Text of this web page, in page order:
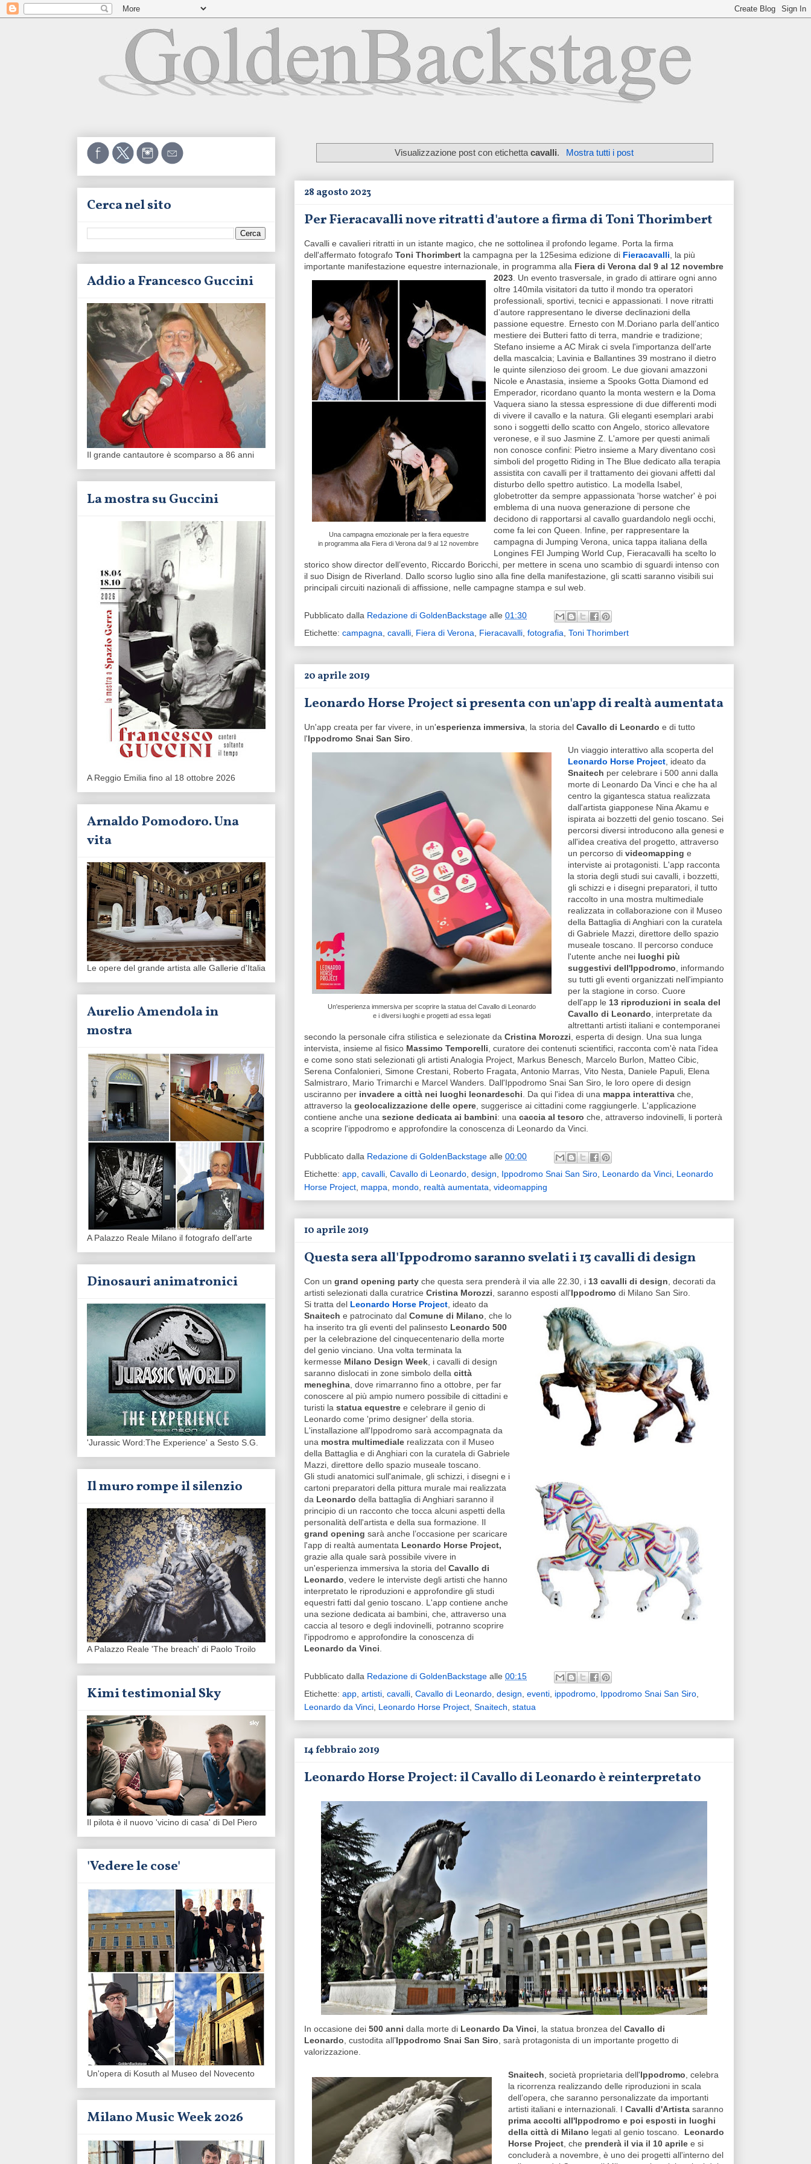
Visualizzazione post con etichettacavalli. Mostra tutti i post
28 agosto 2023
Per Fieracavalli nove ritratti d'autore a firma di Toni Thorimbert
Cavalli e cavalieri ritratti in un istante magico, che ne sottolinea il profondo legame. Porta la firma
dell'affermato fotografo Toni Thorimbert la campagna per la 125esima edizione di Fieracavalli, la più
importante manifestazione equestre internazionale, in programma alla Fiera di Verona dal 9 al 12 novembre
2023.
Una campagna emozionale per la fiera equestre
in programma alla Fiera di Verona dal 9 al 12 novembre
Un evento trasversale, in grado di attirare ogni anno
oltre 140mila visitatori da tutto il mondo tra operatori
professionali, sportivi, tecnici e appassionati. I nove ritratti
d’autore rappresentano le diverse declinazioni della
passione equestre. Ernesto con M.Doriano parla dell’antico
mestiere dei Butteri fatto di terra, mandrie e tradizione;
Stefano insieme a AC Mirak ci svela l'importanza dell'arte
della mascalcia; Lavinia e Ballantines 39 mostrano il dietro
le quinte silenzioso dei groom. Le due giovani amazzoni
Nicole e Anastasia, insieme a Spooks Gotta Diamond ed
Emperador, ricordano quanto la monta western e la Doma
Vaquera siano la stessa espressione di due differenti modi
di vivere il cavallo e la natura. Gli eleganti esemplari arabi
sono i soggetti dello scatto con Angelo, storico allevatore
veronese, e il suo Jasmine Z. L'amore per questi animali
non conosce confini: Pietro insieme a Mary diventano così
simboli del progetto Riding in The Blue dedicato alla terapia
assistita con cavalli per il trattamento dei giovani affetti dal
disturbo dello spettro autistico. La modella Isabel,
globetrotter da sempre appassionata 'horse watcher' è poi
emblema di una nuova generazione di persone che
decidono di rapportarsi al cavallo guardandolo negli occhi,
come fa lei con Queen. Infine, per rappresentare la
campagna di Jumping Verona, unica tappa italiana della
Longines FEI Jumping World Cup, Fieracavalli ha scelto lo
storico show director dell’evento, Riccardo Boricchi, per mettere in scena uno scambio di sguardi intenso con
il suo Disign de Riverland. Dallo scorso luglio sino alla fine della manifestazione, gli scatti saranno visibili sui
principali circuiti nazionali di affissione, nelle campagne stampa e sul web.
Pubblicato dalla Redazione di GoldenBackstage alle 01:30
Etichette: campagna, cavalli, Fiera di Verona, Fieracavalli, fotografia, Toni Thorimbert
20 aprile 2019
Leonardo Horse Project si presenta con un'app di realtà aumentata
Un'app creata per far vivere, in un'esperienza immersiva, la storia del Cavallo di Leonardo e di tutto
l'Ippodromo Snai San Siro.
Un'esperienza immersiva per scoprire la statua del Cavallo di Leonardo
e i diversi luoghi e progetti ad essa legati
Un viaggio interattivo alla scoperta del
Leonardo Horse Project, ideato da
Snaitech per celebrare i 500 anni dalla
morte di Leonardo Da Vinci e che ha al
centro la gigantesca statua realizzata
dall'artista giapponese Nina Akamu e
ispirata ai bozzetti del genio toscano. Sei
percorsi diversi introducono alla genesi e
all'idea creativa del progetto, attraverso
un percorso di videomapping e
interviste ai protagonisti. L'app racconta
la storia degli studi sui cavalli, i bozzetti,
gli schizzi e i disegni preparatori, il tutto
raccolto in una mostra multimediale
realizzata in collaborazione con il Museo
della Battaglia di Anghiari con la curatela
di Gabriele Mazzi, direttore dello spazio
museale toscano. Il percorso conduce
l'utente anche nei luoghi più
suggestivi dell'Ippodromo, informando
su tutti gli eventi organizzati nell'impianto
per la stagione in corso. Cuore
dell'app le 13 riproduzioni in scala del
Cavallo di Leonardo, interpretate da
altrettanti artisti italiani e contemporanei
secondo la personale cifra stilistica e selezionate da Cristina Morozzi, esperta di design. Una sua lunga
intervista, insieme al fisico Massimo Temporelli, curatore dei contenuti scientifici, racconta com'è nata l'idea
e come sono stati selezionati gli artisti Analogia Project, Markus Benesch, Marcelo Burlon, Matteo Cibic,
Serena Confalonieri, Simone Crestani, Roberto Fragata, Antonio Marras, Vito Nesta, Daniele Papuli, Elena
Salmistraro, Mario Trimarchi e Marcel Wanders. Dall'Ippodromo Snai San Siro, le loro opere di design
usciranno per invadere a città nei luoghi leonardeschi. Da qui l'idea di una mappa interattiva che,
attraverso la geolocalizzazione delle opere, suggerisce ai cittadini come raggiungerle. L'applicazione
contiene anche una sezione dedicata ai bambini: una caccia al tesoro che, attraverso indovinelli, li porterà
a scoprire l'ippodromo e approfondire la conoscenza di Leonardo da Vinci.
Pubblicato dalla Redazione di GoldenBackstage alle 00:00
Etichette: app, cavalli, Cavallo di Leonardo, design, Ippodromo Snai San Siro, Leonardo da Vinci, Leonardo
Horse Project, mappa, mondo, realtà aumentata, videomapping
10 aprile 2019
Questa sera all'Ippodromo saranno svelati i 13 cavalli di design
Con un grand opening party che questa sera prenderà il via alle 22.30, i 13 cavalli di design, decorati da
artisti selezionati dalla curatrice Cristina Morozzi, saranno esposti all'Ippodromo di Milano San Siro.
Si tratta del Leonardo Horse Project, ideato da
Snaitech e patrocinato dal Comune di Milano, che lo
ha inserito tra gli eventi del palinsesto Leonardo 500
per la celebrazione del cinquecentenario della morte
del genio vinciano. Una volta terminata la
kermesse Milano Design Week, i cavalli di design
saranno dislocati in zone simbolo della città
meneghina, dove rimarranno fino a ottobre, per far
conoscere al più ampio numero possibile di cittadini e
turisti la statua equestre e celebrare il genio di
Leonardo come 'primo designer' della storia.
L'installazione all'Ippodromo sarà accompagnata da
una mostra multimediale realizzata con il Museo
della Battaglia e di Anghiari con la curatela di Gabriele
Mazzi, direttore dello spazio museale toscano.
Gli studi anatomici sull'animale, gli schizzi, i disegni e i
cartoni preparatori della pittura murale mai realizzata
da Leonardo della battaglia di Anghiari saranno il
principio di un racconto che tocca alcuni aspetti della
personalità dell'artista e della sua formazione. Il
grand opening sarà anche l’occasione per scaricare
l'app di realtà aumentata Leonardo Horse Project,
grazie alla quale sarà possibile vivere in
un'esperienza immersiva la storia del Cavallo di
Leonardo, vedere le interviste degli artisti che hanno
interpretato le riproduzioni e approfondire gli studi
equestri fatti dal genio toscano. L'app contiene anche
una sezione dedicata ai bambini, che, attraverso una
caccia al tesoro e degli indovinelli, potranno scoprire
l'ippodromo e approfondire la conoscenza di
Leonardo da Vinci.
Pubblicato dalla Redazione di GoldenBackstage alle 00:15
Etichette: app, artisti, cavalli, Cavallo di Leonardo, design, eventi, ippodromo, Ippodromo Snai San Siro,
Leonardo da Vinci, Leonardo Horse Project, Snaitech, statua
14 febbraio 2019
Leonardo Horse Project: il Cavallo di Leonardo è reinterpretato
In occasione dei 500 anni dalla morte di Leonardo Da Vinci, la statua bronzea del Cavallo di
Leonardo, custodita all’Ippodromo Snai San Siro, sarà protagonista di un importante progetto di
valorizzazione.
Snaitech, società proprietaria dell'Ippodromo, celebra
la ricorrenza realizzando delle riproduzioni in scala
dell’opera, che saranno personalizzate da importanti
artisti italiani e internazionali. I Cavalli d'Artista saranno
prima accolti all'Ippodromo e poi esposti in luoghi
della città di Milano legati al genio toscano. Leonardo
Horse Project, che prenderà il via il 10 aprile e si
concluderà a novembre, è uno dei progetti all'interno del
Cerca nel sito
Addio a Francesco Guccini
Il grande cantautore è scomparso a 86 anni
La mostra su Guccini
A Reggio Emilia fino al 18 ottobre 2026
Arnaldo Pomodoro. Una
vita
Le opere del grande artista alle Gallerie d'Italia
Aurelio Amendola in
mostra
A Palazzo Reale Milano il fotografo dell'arte
Dinosauri animatronici
'Jurassic Word:The Experience' a Sesto S.G.
Il muro rompe il silenzio
A Palazzo Reale 'The breach' di Paolo Troilo
Kimi testimonial Sky
Il pilota è il nuovo 'vicino di casa' di Del Piero
'Vedere le cose'
Un'opera di Kosuth al Museo del Novecento
Milano Music Week 2026